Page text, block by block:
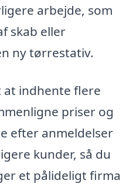
arbejde, som
skab eller
ny tørrestativ.
indhente flere
priser og
efter anmeldelser
kunder, så du
et pålideligt firma